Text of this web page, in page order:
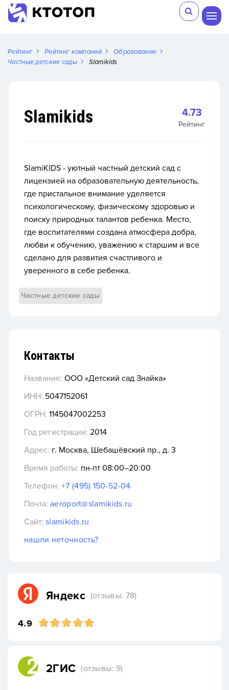
Рейтинг Рейтинг компаний
Образование
Частные детские сады
Slamikids
Slamikids 4.73
Рейтинг
SlamiKIDS - уютный частный детский сад с
лицензией на образовательную деятельность,
где пристальное внимание уделяется
психологическому, физическому здоровью и
поиску природных талантов ребенка. Место,
где воспитателями создана атмосфера добра,
любви к обучению, уважению к старшим и все
сделано для развития счастливого и
уверенного в себе ребенка.
Частные детские сады
Контакты
Название: ООО «Детский сад Знайка»
ИНН: 5047152061
ОГРН: 1145047002253
Год регистрации: 2014
Адрес: г. Москва, Шебашёвский пр., д. 3
Время работы: пн-пт 08:00–20:00
Телефон: +7 (495) 150-52-04
Почта: aeroport@slamikids.ru
Сайт: slamikids.ru
нашли неточность?
Яндекс (отзывы: 78)
4.9
2ГИС (отзывы: 9)